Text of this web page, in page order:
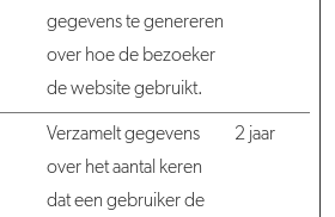
gegevens te genereren
over hoe de bezoeker
de website gebruikt.
Verzamelt gegevens
over het aantal keren
dat een gebruiker de
2 jaar